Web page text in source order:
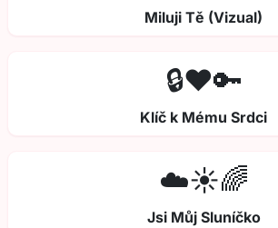
Miluji Tě (Vizual)
🔒❤️🔑
Klíč k Mému Srdci
☁️☀️🌈
Jsi Můj Sluníčko